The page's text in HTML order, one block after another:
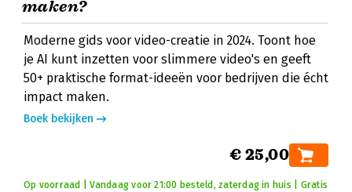
maken?
Moderne gids voor video-creatie in 2024. Toont hoe
je AI kunt inzetten voor slimmere video's en geeft
50+ praktische format-ideeën voor bedrijven die écht
impact maken.
Boek bekijken
€ 25,00
Op voorraad | Vandaag voor 21:00 besteld, zaterdag in huis | Gratis